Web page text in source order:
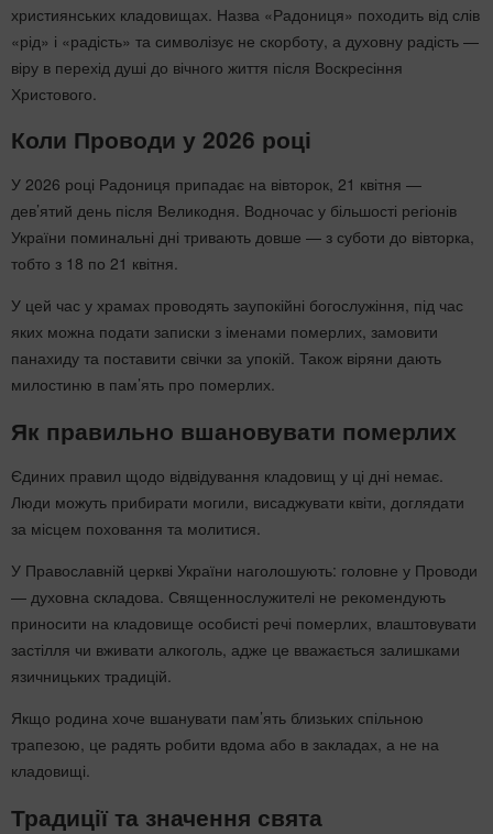
християнських кладовищах. Назва «Радониця» походить від слів
«рід» і «радість» та символізує не скорботу, а духовну радість —
віру в перехід душі до вічного життя після Воскресіння
Христового.
Коли Проводи у 2026 році
У 2026 році Радониця припадає на вівторок, 21 квітня —
дев’ятий день після Великодня. Водночас у більшості регіонів
України поминальні дні тривають довше — з суботи до вівторка,
тобто з 18 по 21 квітня.
У цей час у храмах проводять заупокійні богослужіння, під час
яких можна подати записки з іменами померлих, замовити
панахиду та поставити свічки за упокій. Також віряни дають
милостиню в пам’ять про померлих.
Як правильно вшановувати померлих
Єдиних правил щодо відвідування кладовищ у ці дні немає.
Люди можуть прибирати могили, висаджувати квіти, доглядати
за місцем поховання та молитися.
У Православній церкві України наголошують: головне у Проводи
— духовна складова. Священнослужителі не рекомендують
приносити на кладовище особисті речі померлих, влаштовувати
застілля чи вживати алкоголь, адже це вважається залишками
язичницьких традицій.
Якщо родина хоче вшанувати пам’ять близьких спільною
трапезою, це радять робити вдома або в закладах, а не на
кладовищі.
Традиції та значення свята